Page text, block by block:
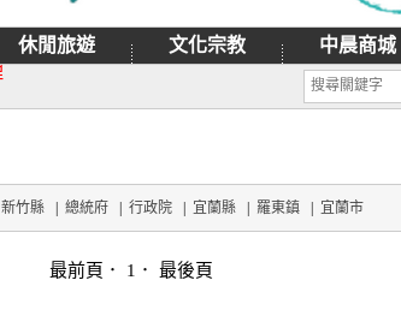
休閒旅遊 文化宗教 中晨商城
新竹縣 總統府 行政院 宜蘭縣 羅東鎮 宜蘭市
最前頁 ． 1． 最後頁